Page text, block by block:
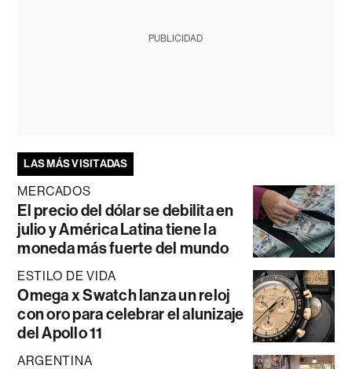
PUBLICIDAD
LAS MÁS VISITADAS
MERCADOS
El precio del dólar se debilita en
julio y América Latina tiene la
moneda más fuerte del mundo
ESTILO DE VIDA
Omega x Swatch lanza un reloj
con oro para celebrar el alunizaje
del Apollo 11
ARGENTINA